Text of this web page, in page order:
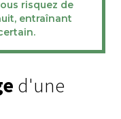
risquez de
entraînant
d'une